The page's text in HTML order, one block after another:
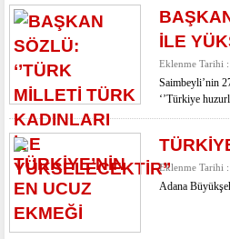
İLE
Eklenme Tarihi
Saimbeyli’nin
‘’Türkiye
Eklenme Tarihi
Adana